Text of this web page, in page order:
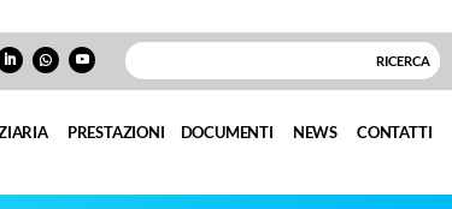
PRESTAZIONI DOCUMENTI NEWS CONTATTI